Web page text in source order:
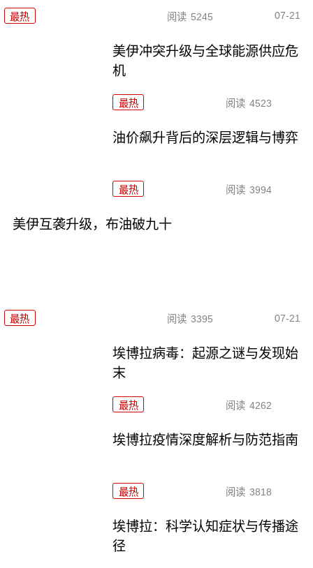
最热 阅读 5245 07-21
美伊冲突升级与全球能源供应危
机
最热 阅读 4523
油价飙升背后的深层逻辑与博弈
最热 阅读 3994
美伊互袭升级，布油破九十
最热 阅读 3395 07-21
埃博拉病毒：起源之谜与发现始
末
最热 阅读 4262
埃博拉疫情深度解析与防范指南
最热 阅读 3818
埃博拉：科学认知症状与传播途
径